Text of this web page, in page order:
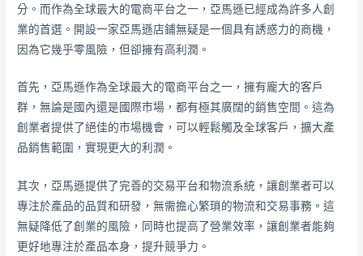
分。而作為全球最大的電商平台之一，亞馬遜已經成為許多人創
業的首選。開設一家亞馬遜店鋪無疑是一個具有誘惑力的商機，
因為它幾乎零風險，但卻擁有高利潤。
首先，亞馬遜作為全球最大的電商平台之一，擁有龐大的客戶
群，無論是國內還是國際市場，都有極其廣闊的銷售空間。這為
創業者提供了絕佳的市場機會，可以輕鬆觸及全球客戶，擴大產
品銷售範圍，實現更大的利潤。
其次，亞馬遜提供了完善的交易平台和物流系統，讓創業者可以
專注於產品的品質和研發，無需擔心繁瑣的物流和交易事務。這
無疑降低了創業的風險，同時也提高了營業效率，讓創業者能夠
更好地專注於產品本身，提升競爭力。